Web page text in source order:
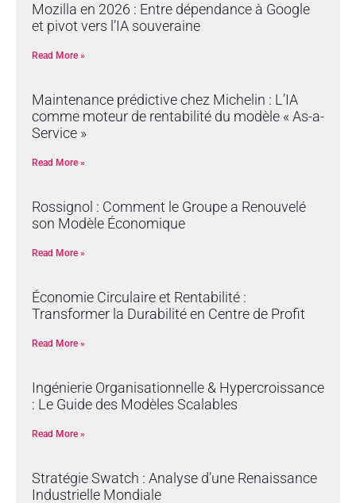
Mozilla en 2026 : Entre dépendance à Google
et pivot vers l’IA souveraine
Read More »
Maintenance prédictive chez Michelin : L’IA
comme moteur de rentabilité du modèle « As-a-
Service »
Read More »
Rossignol : Comment le Groupe a Renouvelé
son Modèle Économique
Read More »
Économie Circulaire et Rentabilité :
Transformer la Durabilité en Centre de Profit
Read More »
Ingénierie Organisationnelle & Hypercroissance
: Le Guide des Modèles Scalables
Read More »
Stratégie Swatch : Analyse d’une Renaissance
Industrielle Mondiale